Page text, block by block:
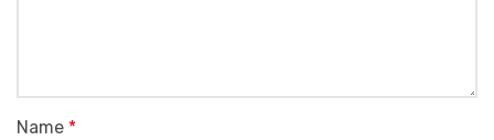
Name *